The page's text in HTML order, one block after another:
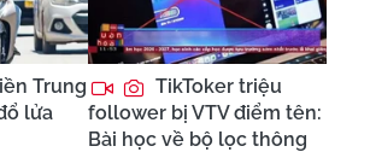
Trung
lửa
TikToker triệu
follower bị VTV điểm tên:
Bài học về bộ lọc thông